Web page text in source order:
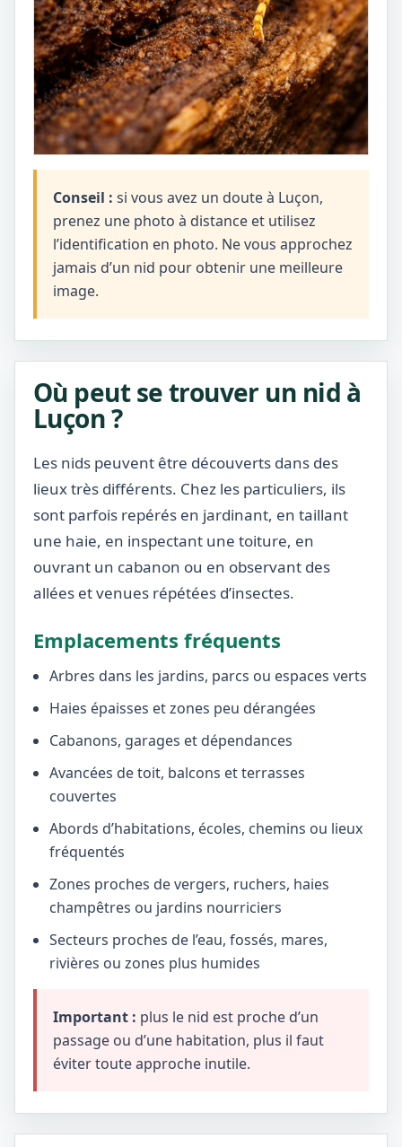
Conseil : si vous avez un doute à Luçon,
prenez une photo à distance et utilisez
l’identification en photo. Ne vous approchez
jamais d’un nid pour obtenir une meilleure
image.
Où peut se trouver un nid à
Luçon ?
Les nids peuvent être découverts dans des
lieux très différents. Chez les particuliers, ils
sont parfois repérés en jardinant, en taillant
une haie, en inspectant une toiture, en
ouvrant un cabanon ou en observant des
allées et venues répétées d’insectes.
Emplacements fréquents
Arbres dans les jardins, parcs ou espaces verts
Haies épaisses et zones peu dérangées
Cabanons, garages et dépendances
Avancées de toit, balcons et terrasses
couvertes
Abords d’habitations, écoles, chemins ou lieux
fréquentés
Zones proches de vergers, ruchers, haies
champêtres ou jardins nourriciers
Secteurs proches de l’eau, fossés, mares,
rivières ou zones plus humides
Important : plus le nid est proche d’un
passage ou d’une habitation, plus il faut
éviter toute approche inutile.